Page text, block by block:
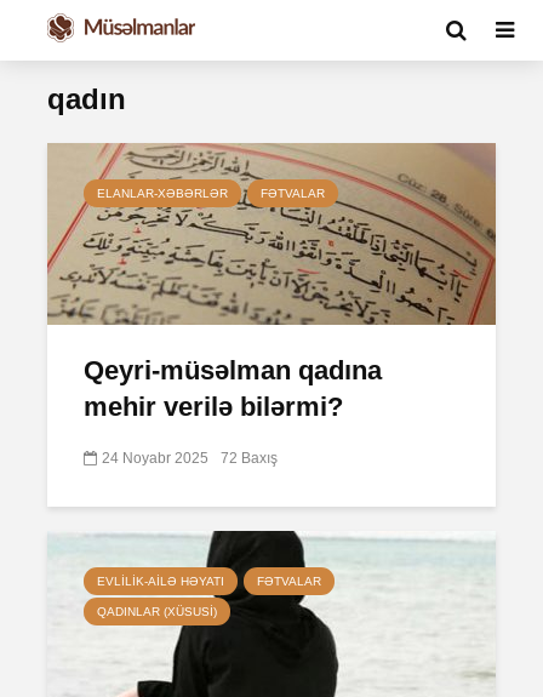
qadın
ELANLAR-XƏBƏRLƏR FƏTVALAR
Qeyri-müsəlman qadına
mehir verilə bilərmi?
24 Noyabr 2025 72 Baxış
EVLILIK-AILƏ HƏYATI FƏTVALAR
QADINLAR (XÜSUSI)